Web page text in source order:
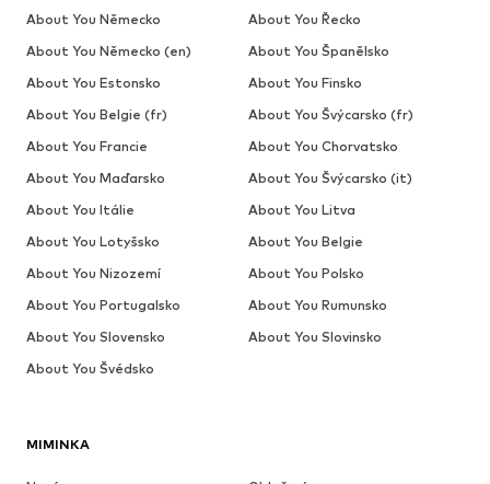
MIMINKA
About You Německo
About You Řecko
About You Německo (en)
About You Španělsko
About You Estonsko
About You Finsko
About You Belgie (fr)
About You Švýcarsko (fr)
About You Francie
About You Chorvatsko
About You Maďarsko
About You Švýcarsko (it)
About You Itálie
About You Litva
About You Lotyšsko
About You Belgie
About You Nizozemí
About You Polsko
About You Portugalsko
About You Rumunsko
About You Slovensko
About You Slovinsko
About You Švédsko